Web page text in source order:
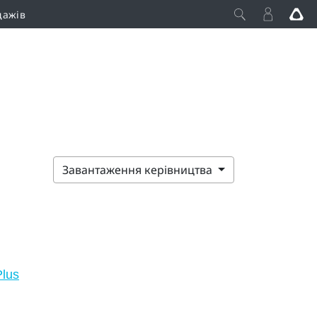
Завантаження керівництва